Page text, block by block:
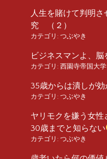
人生を賭けて判明
究 （２）
カテゴリ: つぶやき
ビジネスマンよ、脳
カテゴリ: 西園寺帝国大
35歳からは潰しが
カテゴリ: つぶやき
ヤリモクを嫌う女
30歳までと知らない
カテゴリ: つぶやき